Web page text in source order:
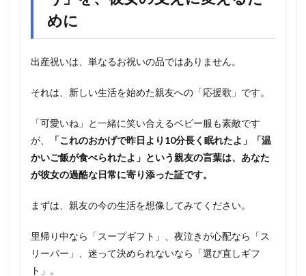
めに
出産祝いは、単なるお祝いの品ではありません。
それは、新しい生活を始めた親友への「応援歌」です。
「可愛いね」と一緒に笑い合えるベビー服も素敵です
が、
「これのおかげで昨日より10分長く眠れたよ」「温
かいご飯が食べられたよ」という親友の言葉は、あなた
が彼女の過酷な日常に寄り添った証です。
まずは、親友の今の生活を想像してみてください。
里帰り中なら「スープギフト」、夜泣きが心配なら「ス
リーパー」、迷って決められないなら「選び直しギフ
ト」。